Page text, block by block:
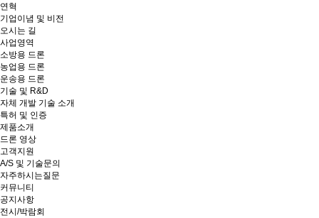
연혁
기업이념 및 비전
오시는 길
사업영역
소방용 드론
농업용 드론
운송용 드론
기술 및 R&D
자체 개발 기술 소개
특허 및 인증
제품소개
드론 영상
고객지원
A/S 및 기술문의
자주하시는질문
커뮤니티
공지사항
전시/박람회